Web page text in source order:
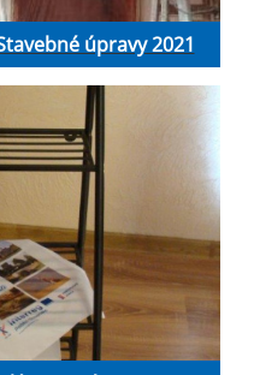
úpravy 2021